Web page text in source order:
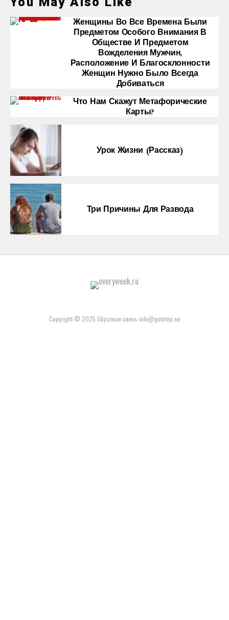
Женщины Во Все Времена Были
Предметом Особого Внимания В
Обществе И Предметом
Вожделения Мужчин,
Расположение И Благосклонности
Женщин Нужно Было Всегда
Добиваться
Что Нам Скажут Метафорические
Карты?
Урок Жизни (рассказ)
Три Причины Для Развода
Copyright © 2025 Обратная связь info@gototop.ee